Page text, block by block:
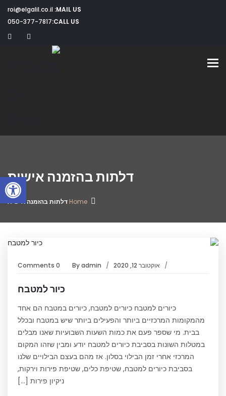
MAIL US:
CALL US:
050-377-7817
Toggle navigation
דלתות בהזמנה אישית
Home דלתות בהזמנה אישית
אוקטובר 12, 2020 Byadmin
0 Comments
כיור למטבח
כיורים למטבח כיורים למטבח, כיורים במטבח הם אחד
מהמקומות המרכזיים ביותר והפעילים ביותר שיש במטבח ובכלל
בבית. מי שספר פעם את כמות השעות השבועיות שאנו מבלים
במטלות השונות בסביבת כיורים למטבח יודע ומבין שזהו המקום
המרכזי אחרי זמן הבילוי בסלון. אז מהם בעצם הבילויים שלנו
בסביבת כיורים למטבח, שטיפת כלים, שטיפת פירות וירקות,
ניקיון פירות […]